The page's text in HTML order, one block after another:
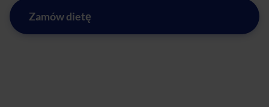
Zamów dietę